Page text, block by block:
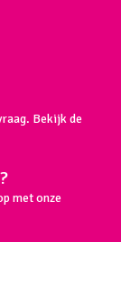
Bekijk de
met onze